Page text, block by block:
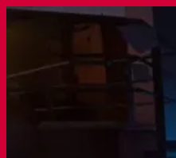
Sari